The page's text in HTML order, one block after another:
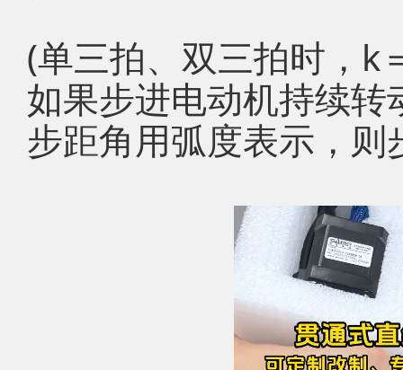
(单三拍、双三拍时，k
如果步进电动机持续
步距角用弧度表示，